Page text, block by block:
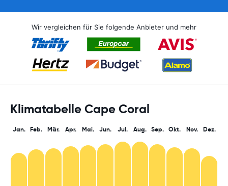
Wir vergleichen für Sie folgende Anbieter und mehr
Klimatabelle Cape Coral
Jan. Feb. Mär. Apr. Mai. Jun. Jul. Aug. Sep. Okt. Nov. Dez.